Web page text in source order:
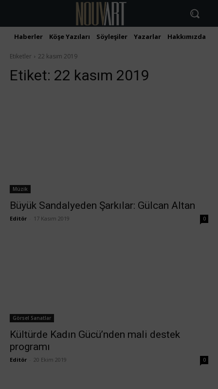
Haberler Köşe Yazıları Söyleşiler Yazarlar Hakkımızda
Etiketler 22 kasım 2019
Etiket: 22 kasım 2019
Müzik
Büyük Sandalyeden Şarkılar: Gülcan Altan
Editör 17 Kasım 2019 0
Görsel Sanatlar
Kültürde Kadın Gücü’nden mali destek
programı
Editör 20 Ekim 2019 0